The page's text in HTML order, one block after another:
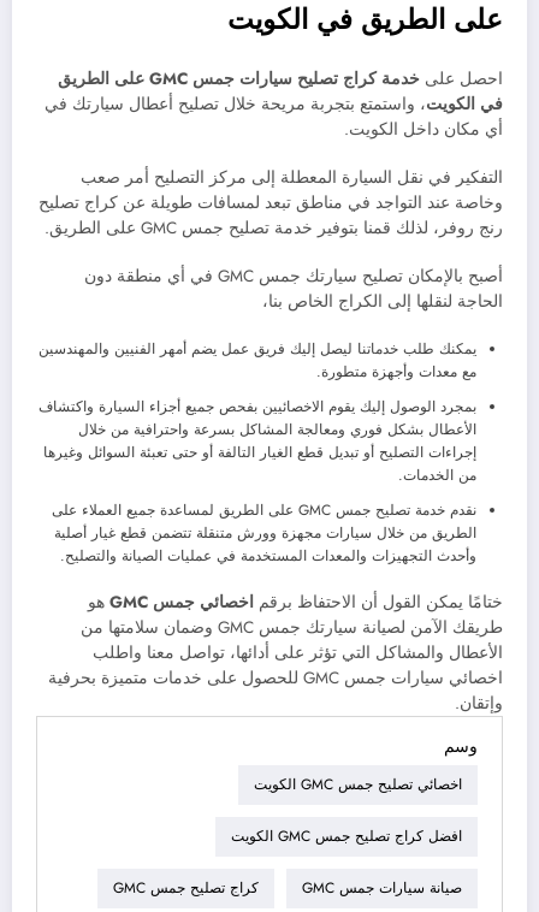
على الطريق في الكويت
احصل على خدمة كراج تصليح سيارات جمس GMC على الطريق
في الكويت، واستمتع بتجربة مريحة خلال تصليح أعطال سيارتك في
أي مكان داخل الكويت.
التفكير في نقل السيارة المعطلة إلى مركز التصليح أمر صعب
وخاصة عند التواجد في مناطق تبعد لمسافات طويلة عن كراج تصليح
رنج روفر، لذلك قمنا بتوفير خدمة تصليح جمس GMC على الطريق.
أصبح بالإمكان تصليح سيارتك جمس GMC في أي منطقة دون
الحاجة لنقلها إلى الكراج الخاص بنا،
يمكنك طلب خدماتنا ليصل إليك فريق عمل يضم أمهر الفنيين والمهندسين
مع معدات وأجهزة متطورة.
بمجرد الوصول إليك يقوم الاخصائيين بفحص جميع أجزاء السيارة واكتشاف
الأعطال بشكل فوري ومعالجة المشاكل بسرعة واحترافية من خلال
إجراءات التصليح أو تبديل قطع الغيار التالفة أو حتى تعبئة السوائل وغيرها
من الخدمات.
نقدم خدمة تصليح جمس GMC على الطريق لمساعدة جميع العملاء على
الطريق من خلال سيارات مجهزة وورش متنقلة تتضمن قطع غيار أصلية
وأحدث التجهيزات والمعدات المستخدمة في عمليات الصيانة والتصليح.
ختامًا يمكن القول أن الاحتفاظ برقم اخصائي جمس GMC هو
طريقك الآمن لصيانة سيارتك جمس GMC وضمان سلامتها من
الأعطال والمشاكل التي تؤثر على أدائها، تواصل معنا واطلب
اخصائي سيارات جمس GMC للحصول على خدمات متميزة بحرفية
وإتقان.
وسم
اخصائي تصليح جمس GMC الكويت
افضل كراج تصليح جمس GMC الكويت
صيانة سيارات جمس GMC كراج تصليح جمس GMC